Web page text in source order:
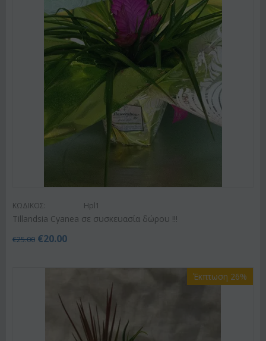
ΚΩΔΙΚΟΣ: Hpl1
Tillandsia Cyanea σε συσκευασία δώρου !!!
€25.00 €20.00
Έκπτωση 26%